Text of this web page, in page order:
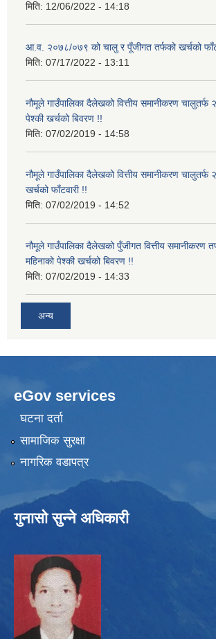
मिति: 12/06/2022 - 14:18
आ.व. २०७८/०७९ को चालु र पूँजीगत तर्फको खर्चको
मिति: 07/17/2022 - 13:11
नौमूले गाउँपालिका दैलेखको वित्तीय समानीकरण चालुतर्फ
पेश्की खर्चको बिवरण !!
मिति: 07/02/2019 - 14:58
नौमूले गाउँपालिका दैलेखको वित्तीय समानीकरण चालुतर्फ
खर्चको फाँटवारी !!
मिति: 07/02/2019 - 14:52
नौमूले गाउँपालिका दैलेखको पुँजीगत वित्तीय समानीकरण
महिनाको पेश्की खर्चको बिवरण !!
मिति: 07/02/2019 - 14:33
अन्य
eGov services
घटना दर्ता
सामाजिक सुरक्षा
नागरिक वडापत्र
गुनासो सुन्ने अधिकारी